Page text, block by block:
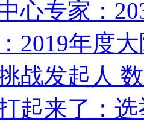
心专家：
2019年度
战发起人
起来了：